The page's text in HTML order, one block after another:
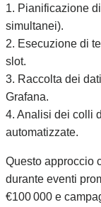
1. Pianificazione
simultanei).
2. Esecuzione di
slot.
3. Raccolta dei
Grafana.
4. Analisi dei colli
automatizzate.
Questo approccio
durante eventi
€100 000 e